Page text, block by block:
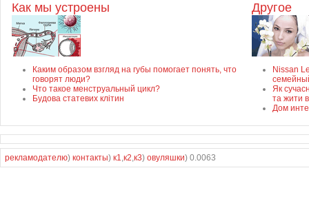
Как мы устроены
Каким образом взгляд на губы помогает понять, что
говорят люди?
Что такое менструальный цикл?
Будова статевих клітин
Другое
Nissan
Як
та жити
Дом
рекламодателю) контакты) к1,к2,к3) овуляшки) 0.0063